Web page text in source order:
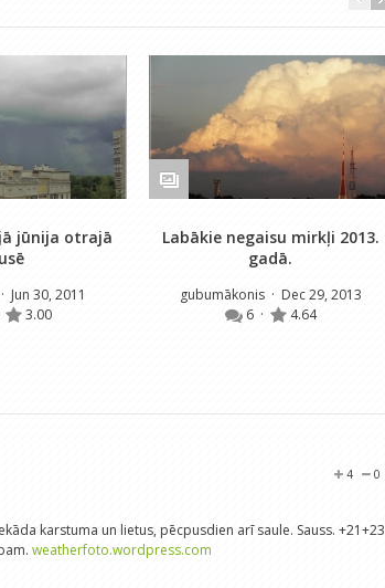
jūnija otrajā
· Jun 30, 2011
3.00
Labākie negaisu mirkļi 2013.
gadā.
gubumākonis · Dec 29, 2013
6 · 4.64
0
4
karstuma un lietus, pēcpusdien arī saule. Sauss. +21+23
weatherfoto.wordpress.com